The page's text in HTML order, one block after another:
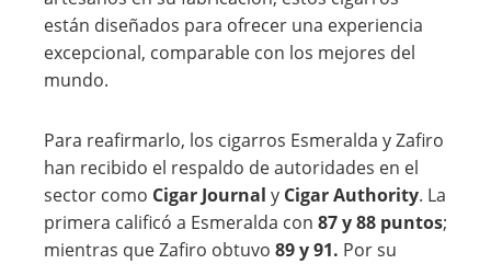
están diseñados para ofrecer una experiencia
excepcional, comparable con los mejores del
mundo.
Para reafirmarlo, los cigarros Esmeralda y Zafiro
han recibido el respaldo de autoridades en el
sector como Cigar Journal y Cigar Authority. La
primera calificó a Esmeralda con 87 y 88 puntos;
mientras que Zafiro obtuvo 89 y 91. Por su